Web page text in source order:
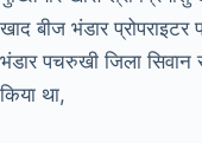
खाद बीज भंडार प्रोपराइटर
भंडार पचरुखी जिला सिवान
किया था,